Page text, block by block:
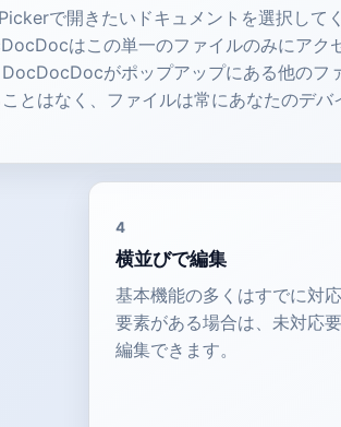
で開きたいドキュメントを選択して
はこの単一のファイルのみにアク
DocDocDocがポップアップにある他のフ
とはなく、ファイルは常にあなたのデバ
4
横並びで編集
基本機能の多くはすでに対
要素がある場合は、未対応
編集できます。